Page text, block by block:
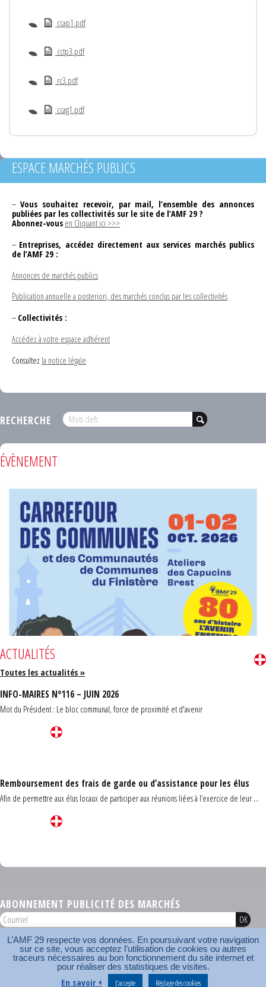
ccap1.pdf
cctp3.pdf
rc3.pdf
ccag1.pdf
ESPACE MARCHÉS PUBLICS
– Vous souhaitez recevoir, par mail, l’ensemble des annonces
publiées par les collectivités sur le site de l’AMF 29 ?
Abonnez-vous en Cliquant ici >>>
– Entreprises, accédez directement aux services marchés publics
de l’AMF 29 :
Annonces de marchés publics
Publication annuelle a posteriori, des marchés conclus par les collectivités
– Collectivités :
Accédez à votre espace adhérent
Consultez la notice légale
RECHERCHE
ÉVÈNEMENT
ACTUALITÉS
Toutes les actualités »
INFO-MAIRES N°116 – JUIN 2026
Mot du Président : Le bloc communal, force de proximité et d'avenir
Remboursement des frais de garde ou d’assistance pour les élus
Afin de permettre aux élus locaux de participer aux réunions liées à l’exercice de leur ...
ABONNEMENT PUBLICITÉ DES MARCHÉS
AMF 29 © 2026
Plan du site Nos coordonnées Mentions légales
Contact
Carrefour des communes
AMF
L’AMF 29 respecte vos données. En poursuivant votre navigation
sur ce site, vous acceptez l’utilisation de cookies ou autres
traceurs nécessaires au bon fonctionnement du site internet et
pour réaliser des statistiques de visites.
En savoir + J’accepte Réglage des cookies